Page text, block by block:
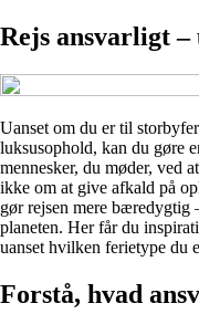
Rejs ansvarligt –
Uanset om du er til
luksusophold, kan du gøre
mennesker, du møder, ved
ikke om at give afkald på
gør rejsen mere
planeten. Her får du
uanset hvilken ferietype du
Forstå, hvad